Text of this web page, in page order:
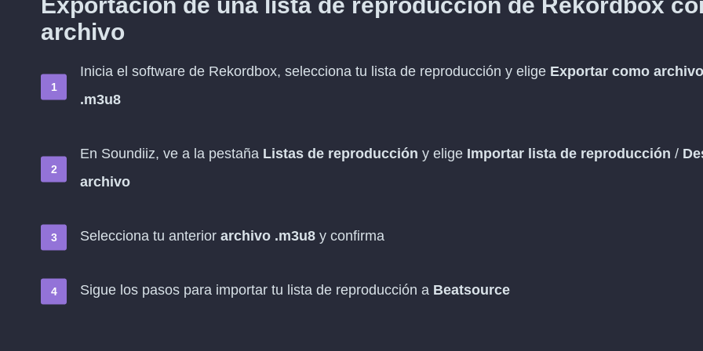
archivo
Inicia el software de Rekordbox, selecciona tu lista de reproducción y elige Exportar como archivo
.m3u8
En Soundiiz, ve a la pestaña Listas de reproducción y elige Importar lista de reproducción /
archivo
Selecciona tu anterior archivo .m3u8 y confirma
Sigue los pasos para importar tu lista de reproducción a Beatsource